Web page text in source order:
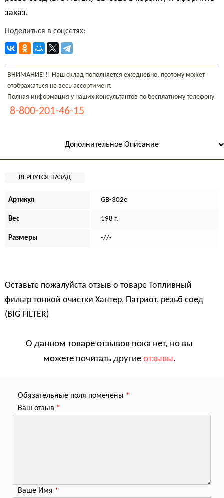
заказ.
Поделиться в соцсетях:
ВНИМАНИЕ!!! Наш склад пополняется ежедневно, поэтому может
отображаться не весь ассортимент.
Полная информация у наших консультантов по бесплатному телефону
8-800-201-46-15
Дополнительное Описание
Артикул GB-302e
Вес 198 г.
Размеры -//-
Оставьте пожалуйста отзыв о товаре Топливный
фильтр тонкой очистки Хантер, Патриот, резьб соед
(BIG FILTER)
О данном товаре отзывов пока нет, но вы
можете почитать другие отзывы.
Обязательные поля помечены *
Ваш отзыв *
Ваше Имя *